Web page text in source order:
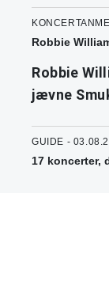
Robbie
Robbie
jævne
GUIDE -
17 koncerter,